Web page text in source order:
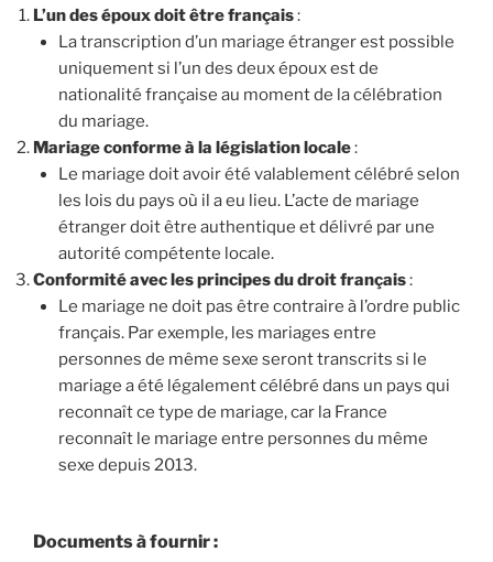
L’un des époux doit être français:
La transcription d’un mariage étranger est possible
uniquement si l’un des deux époux est de
nationalité française au moment de la célébration
du mariage.
Mariage conforme à la législation locale:
Le mariage doit avoir été valablement célébré selon
les lois du pays où il a eu lieu. L’acte de mariage
étranger doit être authentique et délivré par une
autorité compétente locale.
Conformité avec les principes du droit français:
Le mariage ne doit pas être contraire à l’ordre public
français. Par exemple, les mariages entre
personnes de même sexe seront transcrits si le
mariage a été légalement célébré dans un pays qui
reconnaît ce type de mariage, car la France
reconnaît le mariage entre personnes du même
sexe depuis 2013.
Documents à fournir: